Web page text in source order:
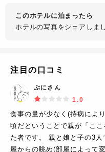
このホテルに泊まったら
ホテルの写真をシェアしま
注目の口コミ
ぷにさん
1.0
食事の量が少なく(持病によ
頃だということで親が「こ
た者です。 親と娘と子の3
屋からの眺め(部屋によって